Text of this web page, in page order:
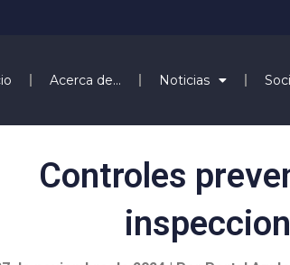
Acerca de… Noticias
Controles